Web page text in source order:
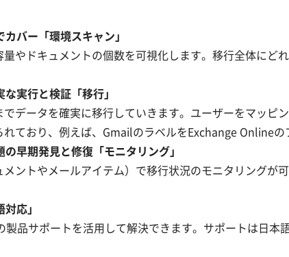
バー「環境スキャン」
やドキュメントの個数を可視化します。移行全体に
実行と検証「移行」
データを確実に移行していきます。ユーザーをマッ
ており、例えば、GmailのラベルをExchange Onlineの
早期発見と修復「モニタリング」
ントやメールアイテム）で移行状況のモニタリング
応」
品サポートを活用して解決できます。サポートは日